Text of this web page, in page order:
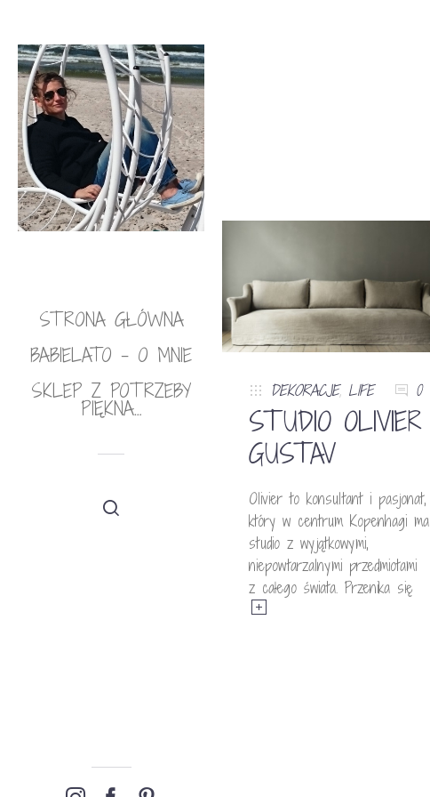
STRONA GŁÓWNA
BABIELATO – O MNIE
SKLEP Z POTRZEBY
PIĘKNA…
DEKORACJE, LIFE 0
STUDIO OLIVIER
GUSTAV
Olivier to konsultant i pasjonat,
który w centrum Kopenhagi ma
studio z wyjątkowymi,
niepowtarzalnymi przedmiotami
z całego świata. Przenika się